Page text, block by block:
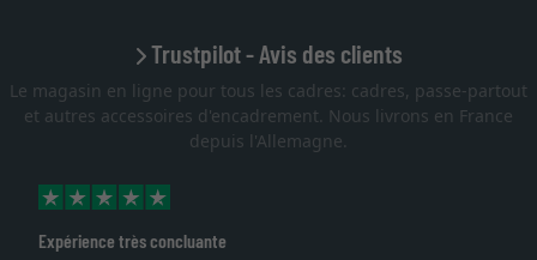
Trustpilot - Avis des clients
Le magasin en ligne pour tous les cadres: cadres, passe-partout
et autres accessoires d'encadrement. Nous livrons en France
depuis l'Allemagne.
Expérience très concluante